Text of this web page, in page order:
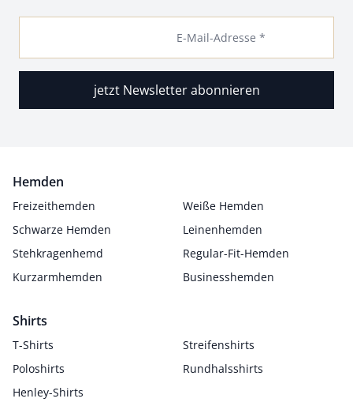
E-Mail-Adresse *
jetzt Newsletter abonnieren
Hemden
Freizeithemden
Weiße Hemden
Schwarze Hemden
Leinenhemden
Stehkragenhemd
Regular-Fit-Hemden
Kurzarmhemden
Businesshemden
Shirts
T-Shirts
Streifenshirts
Poloshirts
Rundhalsshirts
Henley-Shirts